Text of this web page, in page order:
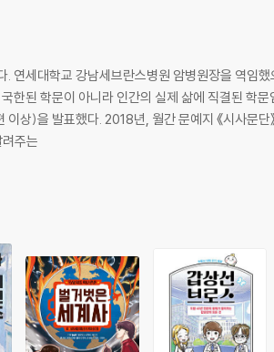
연세대학교 강남세브란스병원 암병원장을 역임
한된 학문이 아니라 인간의 실제 삶에 직결된 학
)을 발표했다. 2018년, 월간 문예지 《시사문단
알려주는